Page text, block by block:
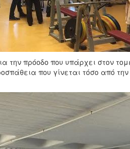
την πρόοδο που υπάρχει στον
που γίνεται τόσο από